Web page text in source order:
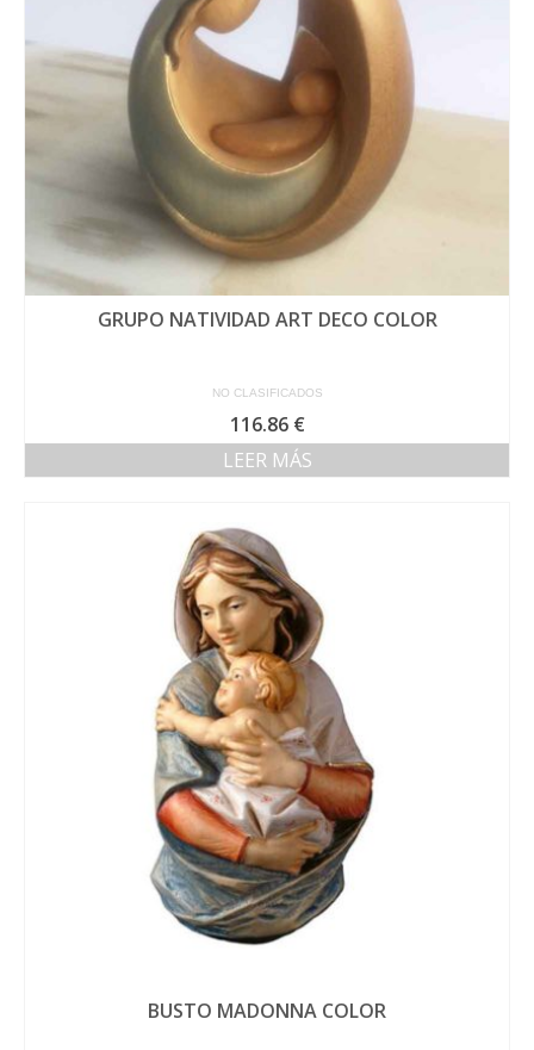
GRUPO NATIVIDAD ART DECO COLOR
NO CLASIFICADOS
116.86 €
LEER MÁS
BUSTO MADONNA COLOR